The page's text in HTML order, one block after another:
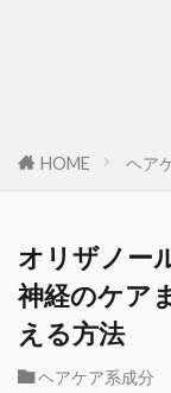
HOME ヘア
オリザノー
神経のケア
える方法
ヘアケア系成分